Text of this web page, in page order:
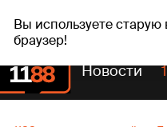
Вы используете
браузер!
пт, 07.08.2026. +17°C
Новости